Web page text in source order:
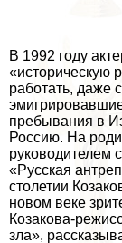
В 1992 году
«историческую
работать, даже
пребывания в
Россию. На
руководителем
«Русская
столетии
новом веке
Козакова-
зла»,